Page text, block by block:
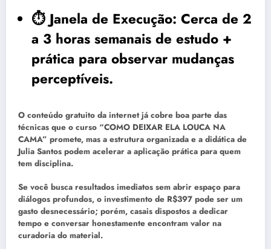
⏱️ Janela de Execução: Cerca de 2
a 3 horas semanais de estudo +
prática para observar mudanças
perceptíveis.
O conteúdo gratuito da internet já cobre boa parte das
técnicas que o curso “COMO DEIXAR ELA LOUCA NA
CAMA” promete, mas a estrutura organizada e a didática de
Julia Santos podem acelerar a aplicação prática para quem
tem disciplina.
Se você busca resultados imediatos sem abrir espaço para
diálogos profundos, o investimento de R$397 pode ser um
gasto desnecessário; porém, casais dispostos a dedicar
tempo e conversar honestamente encontram valor na
curadoria do material.